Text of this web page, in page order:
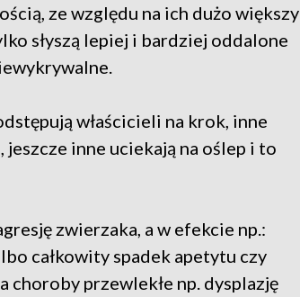
ze względu na ich dużo większy
słyszą lepiej i bardziej oddalone
właścicieli na krok, inne
jeszcze inne uciekają na oślep i to
zwierzaka, a w efekcie np.:
całkowity spadek apetytu czy
choroby przewlekłe np. dysplazję